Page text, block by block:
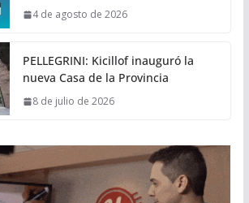
4 de agosto de 2026
PELLEGRINI: Kicillof inauguró la
nueva Casa de la Provincia
8 de julio de 2026